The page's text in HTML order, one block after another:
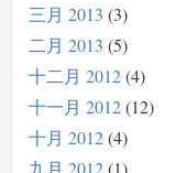
三月 2013 3
二月 2013 5
十二月 2012 4
十一月 2012 12
十月 2012 4
九月 2012 1